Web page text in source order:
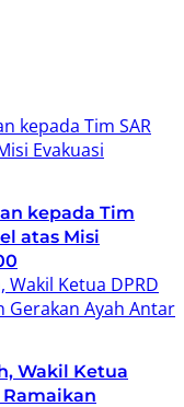
kepada Tim
atas Misi
Wakil Ketua